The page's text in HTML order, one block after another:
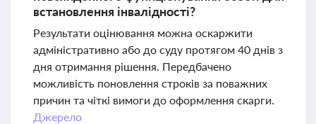
встановлення інвалідності?
Результати оцінювання можна оскаржити
адміністративно або до суду протягом 40 днів з
дня отримання рішення. Передбачено
можливість поновлення строків за поважних
причин та чіткі вимоги до оформлення скарги.
Джерело